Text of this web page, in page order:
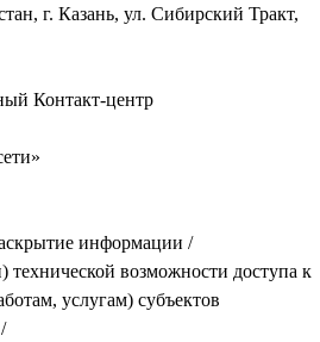
г. Казань, ул. Сибирский Тракт,
Контакт-центр
информации /
технической возможности доступа к
услугам) субъектов
/